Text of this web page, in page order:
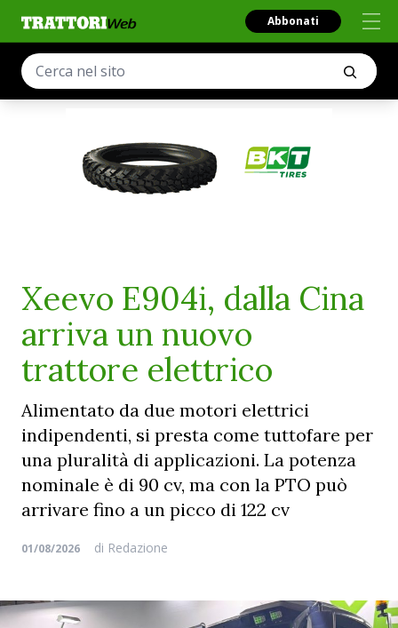
Abbonati
Xeevo E904i, dalla Cina
arriva un nuovo
trattore elettrico
Alimentato da due motori elettrici
indipendenti, si presta come tuttofare per
una pluralità di applicazioni. La potenza
nominale è di 90 cv, ma con la PTO può
arrivare fino a un picco di 122 cv
01/08/2026 di Redazione